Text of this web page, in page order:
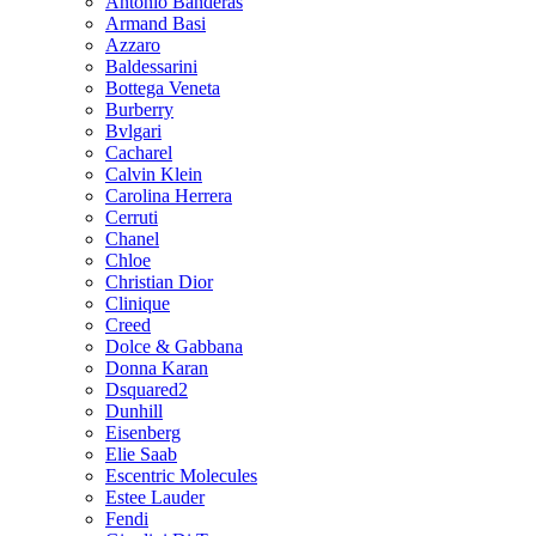
Armand Basi
Azzaro
Baldessarini
Bottega Veneta
Burberry
Bvlgari
Cacharel
Calvin Klein
Carolina Herrera
Cerruti
Chanel
Chloe
Christian Dior
Clinique
Creed
Dolce & Gabbana
Donna Karan
Dsquared2
Dunhill
Eisenberg
Elie Saab
Escentric Molecules
Estee Lauder
Fendi